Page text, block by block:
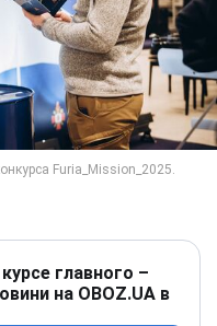
главного –
на OBOZ.UA в